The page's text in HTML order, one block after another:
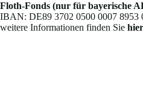
Floth-Fonds (nur für bayerische
IBAN: DE89 3702 0500 0007 8953
weitere Informationen finden Sie hier